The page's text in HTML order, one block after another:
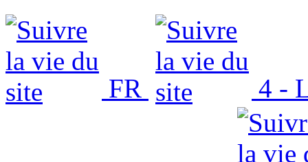
FR 4 -